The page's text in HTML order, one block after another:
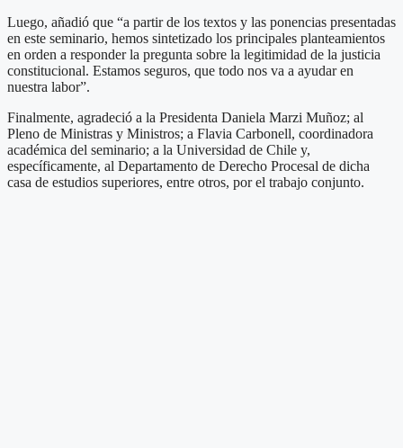
Luego, añadió que “a partir de los textos y las ponencias presentadas
en este seminario, hemos sintetizado los principales planteamientos
en orden a responder la pregunta sobre la legitimidad de la justicia
constitucional. Estamos seguros, que todo nos va a ayudar en
nuestra labor”.
Finalmente, agradeció a la Presidenta Daniela Marzi Muñoz; al
Pleno de Ministras y Ministros; a Flavia Carbonell, coordinadora
académica del seminario; a la Universidad de Chile y,
específicamente, al Departamento de Derecho Procesal de dicha
casa de estudios superiores, entre otros, por el trabajo conjunto.